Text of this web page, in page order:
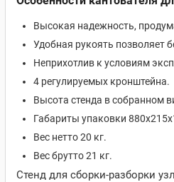
Высокая надежность,
Удобная рукоять позволяет
Неприхотлив к условиям
4 регулируемых кронштейна.
Высота стенда в собранном
Габариты упаковки
Вес нетто 20 кг.
Вес брутто 21 кг.
Стенд для сборки-разборки